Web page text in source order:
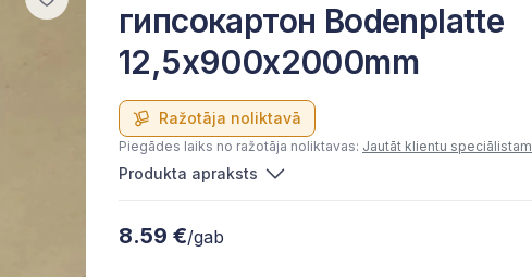
гипсокартон Bodenplatte
12,5x900x2000mm
Ražotāja noliktavā
Piegādes laiks no ražotāja noliktavas: Jautāt klientu speciālistam
Produkta apraksts
8.59 €/gab